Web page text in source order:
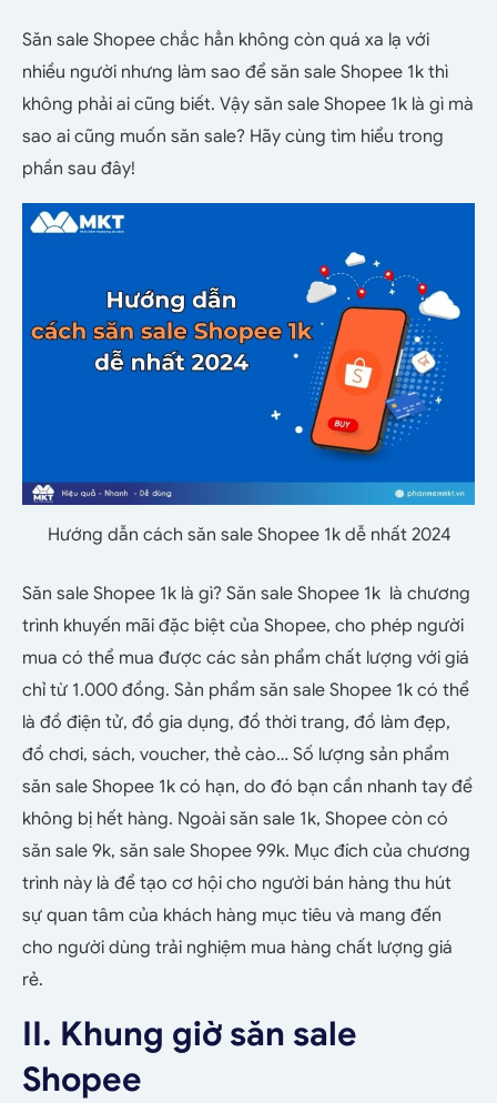
Săn sale Shopee chắc hẳn không còn quá xa lạ với
nhiều người nhưng làm sao để săn sale Shopee 1k thì
không phải ai cũng biết. Vậy săn sale Shopee 1k là gì mà
sao ai cũng muốn săn sale? Hãy cùng tìm hiểu trong
phần sau đây!
Hướng dẫn cách săn sale Shopee 1k dễ nhất 2024
Săn sale Shopee 1k là gì? Săn sale Shopee 1k là chương
trình khuyến mãi đặc biệt của Shopee, cho phép người
mua có thể mua được các sản phẩm chất lượng với giá
chỉ từ 1.000 đồng. Sản phẩm săn sale Shopee 1k có thể
là đồ điện tử, đồ gia dụng, đồ thời trang, đồ làm đẹp,
đồ chơi, sách, voucher, thẻ cào… Số lượng sản phẩm
săn sale Shopee 1k có hạn, do đó bạn cần nhanh tay để
không bị hết hàng. Ngoài săn sale 1k, Shopee còn có
săn sale 9k, săn sale Shopee 99k. Mục đích của chương
trình này là để tạo cơ hội cho người bán hàng thu hút
sự quan tâm của khách hàng mục tiêu và mang đến
cho người dùng trải nghiệm mua hàng chất lượng giá
rẻ.
II. Khung giờ săn sale
Shopee